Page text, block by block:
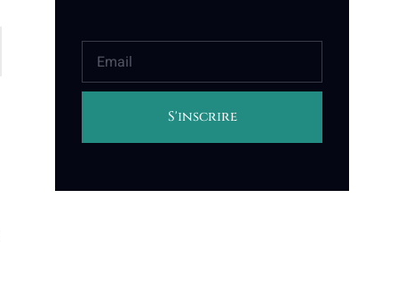
S'inscrire